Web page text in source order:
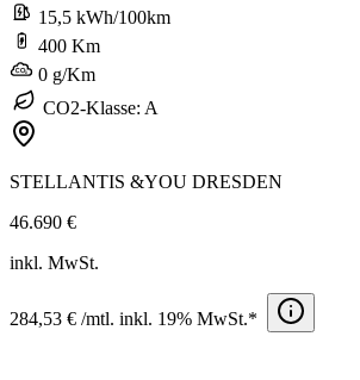
15,5 kWh/100km
400 Km
0 g/Km
CO2-Klasse: A
STELLANTIS &YOU DRESDEN
46.690 €
inkl. MwSt.
284,53 € /mtl. inkl. 19% MwSt.*